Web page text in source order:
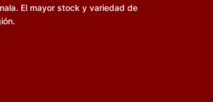
El mayor stock y variedad de